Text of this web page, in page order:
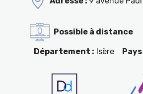
Possible à distance
Département : Isère Pays